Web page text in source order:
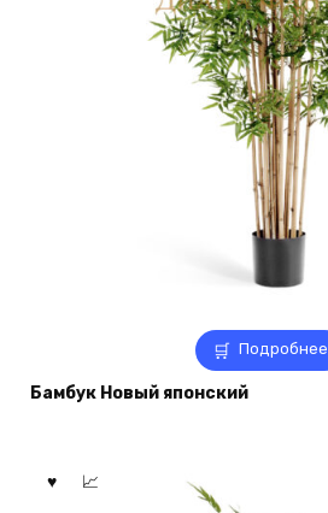
Подробнее
Бамбук Новый японский